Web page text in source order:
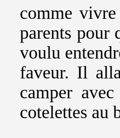
comme
parents pour
voulu
faveur. Il
camper
cotelettes au